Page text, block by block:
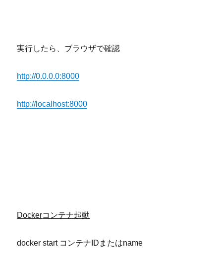
実行したら、ブラウザで確認
http://0.0.0.0:8000
http://localhost:8000
Dockerコンテナ起動
docker start コンテナIDまたはname